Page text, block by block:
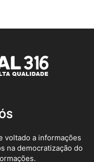
voltado a informações
na democratização do